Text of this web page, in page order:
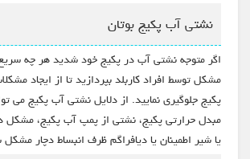
نشتی آب پکیج بوتان
اگر متوجه نشتی آب در پکیج خود شدید هر چه
مشکل توسط افراد کاربلد بپردازید تا از ایجاد
پکیج جلوگیری نمایید. از دلایل نشتی آب پکیج می
مبدل حرارتی پکیج، نشتی از پمپ آب پکیج، مشکل
یا شیر اطمینان یا دیافراگم ظرف انبساط دچار